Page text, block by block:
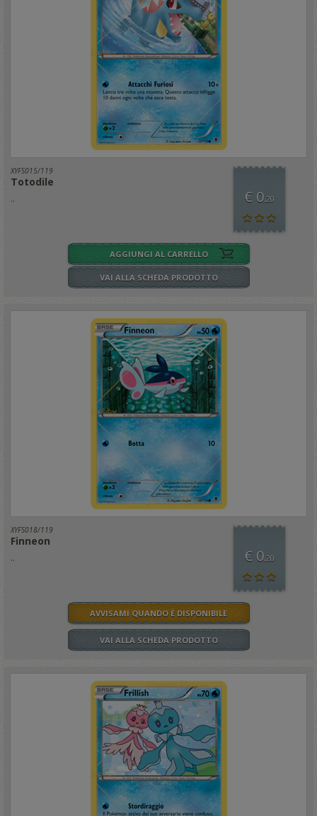
XYFS015/119
Totodile
.. € 0,20
AGGIUNGI AL CARRELLO
VAI ALLA SCHEDA PRODOTTO
XYFS018/119
Finneon
.. € 0,20
AVVISAMI QUANDO È DISPONIBILE
VAI ALLA SCHEDA PRODOTTO